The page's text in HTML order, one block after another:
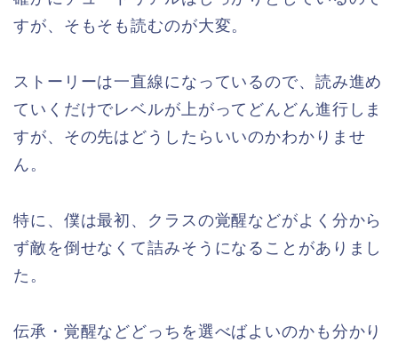
すが、そもそも読むのが大変。
ストーリーは一直線になっているので、読み進め
ていくだけでレベルが上がってどんどん進行しま
すが、その先はどうしたらいいのかわかりませ
ん。
特に、僕は最初、クラスの覚醒などがよく分から
ず敵を倒せなくて詰みそうになることがありまし
た。
伝承・覚醒などどっちを選べばよいのかも分かり